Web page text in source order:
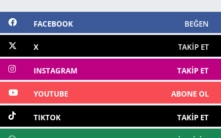
FACEBOOK BEĞEN
X TAKIP ET
INSTAGRAM TAKIP ET
YOUTUBE ABONE OL
TIKTOK TAKIP ET